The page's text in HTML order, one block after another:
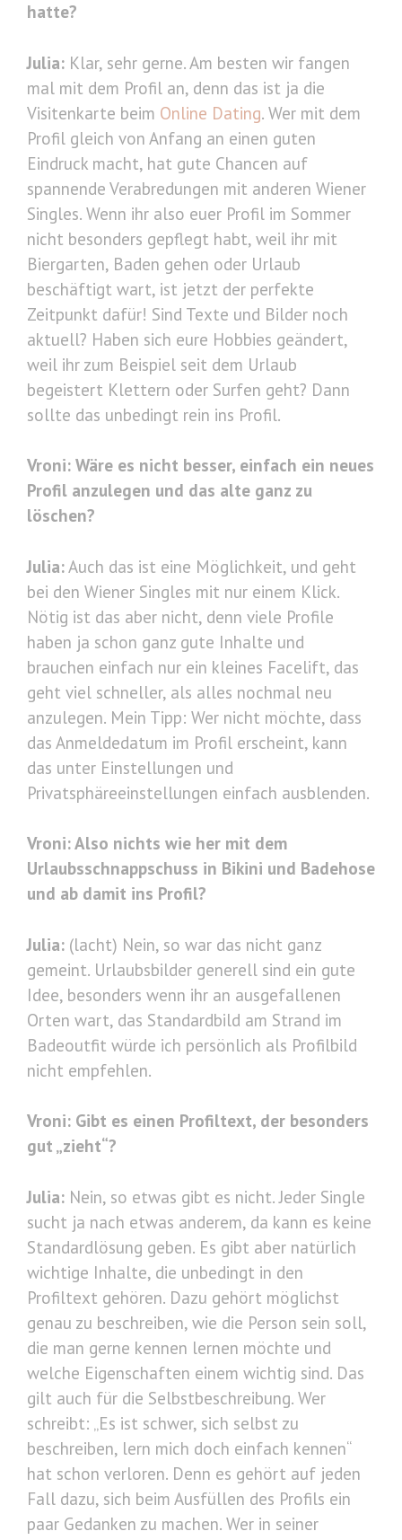
hatte?
Julia: Klar, sehr gerne. Am besten wir fangen
mal mit dem Profil an, denn das ist ja die
Visitenkarte beim Online Dating. Wer mit dem
Profil gleich von Anfang an einen guten
Eindruck macht, hat gute Chancen auf
spannende Verabredungen mit anderen Wiener
Singles. Wenn ihr also euer Profil im Sommer
nicht besonders gepflegt habt, weil ihr mit
Biergarten, Baden gehen oder Urlaub
beschäftigt wart, ist jetzt der perfekte
Zeitpunkt dafür! Sind Texte und Bilder noch
aktuell? Haben sich eure Hobbies geändert,
weil ihr zum Beispiel seit dem Urlaub
begeistert Klettern oder Surfen geht? Dann
sollte das unbedingt rein ins Profil.
Vroni: Wäre es nicht besser, einfach ein neues
Profil anzulegen und das alte ganz zu
löschen?
Julia:Auch das ist eine Möglichkeit, und geht
bei den Wiener Singles mit nur einem Klick.
Nötig ist das aber nicht, denn viele Profile
haben ja schon ganz gute Inhalte und
brauchen einfach nur ein kleines Facelift, das
geht viel schneller, als alles nochmal neu
anzulegen. Mein Tipp: Wer nicht möchte, dass
das Anmeldedatum im Profil erscheint, kann
das unter Einstellungen und
Privatsphäreeinstellungen einfach ausblenden.
Vroni: Also nichts wie her mit dem
Urlaubsschnappschuss in Bikini und Badehose
und ab damit ins Profil?
Julia: (lacht) Nein, so war das nicht ganz
gemeint. Urlaubsbilder generell sind ein gute
Idee, besonders wenn ihr an ausgefallenen
Orten wart, das Standardbild am Strand im
Badeoutfit würde ich persönlich als Profilbild
nicht empfehlen.
Vroni: Gibt es einen Profiltext, der besonders
gut „zieht“?
Julia: Nein, so etwas gibt es nicht. Jeder Single
sucht ja nach etwas anderem, da kann es keine
Standardlösung geben. Es gibt aber natürlich
wichtige Inhalte, die unbedingt in den
Profiltext gehören. Dazu gehört möglichst
genau zu beschreiben, wie die Person sein soll,
die man gerne kennen lernen möchte und
welche Eigenschaften einem wichtig sind. Das
gilt auch für die Selbstbeschreibung. Wer
schreibt: „Es ist schwer, sich selbst zu
beschreiben, lern mich doch einfach kennen“
hat schon verloren. Denn es gehört auf jeden
Fall dazu, sich beim Ausfüllen des Profils ein
paar Gedanken zu machen. Wer in seiner